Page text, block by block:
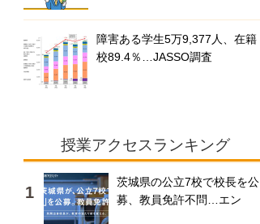
障害ある学生5万9,377人、在籍
校89.4％…JASSO調査
授業アクセスランキング
茨城県の公立7校で校長を公
募、教員免許不問…エン